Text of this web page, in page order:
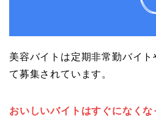
美容バイトは定期非常勤バイ
て募集されています。
おいしいバイトはすぐになくな